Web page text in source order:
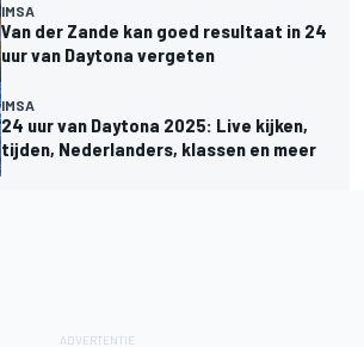
IMSA
Van der Zande kan goed resultaat in 24
uur van Daytona vergeten
IMSA
24 uur van Daytona 2025: Live kijken,
tijden, Nederlanders, klassen en meer